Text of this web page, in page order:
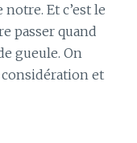
Et c’est le
passer quand
gueule. On
et